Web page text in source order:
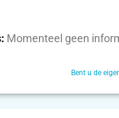
Momenteel geen
Bent u de